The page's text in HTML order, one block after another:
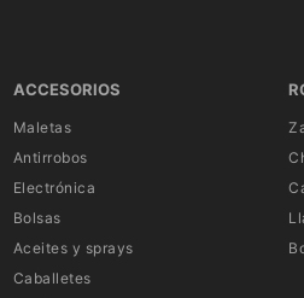
ACCESORIOS
Maletas
Antirrobos
Electrónica
Bolsas
Aceites y sprays
Caballetes